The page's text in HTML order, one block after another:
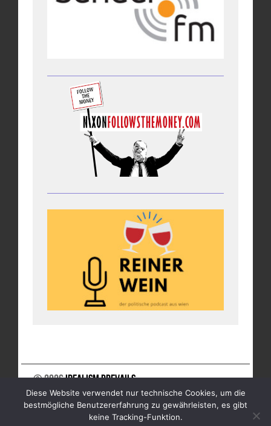
© 2026Idealism Prevails
UNTERSTÜTZE UNS
NEWSLETTER
IMPRESSUM
Diese Website verwendet nur technische Cookies, um die
bestmögliche Benutzererfahrung zu gewährleisten, es gibt
keine Tracking-Funktion.